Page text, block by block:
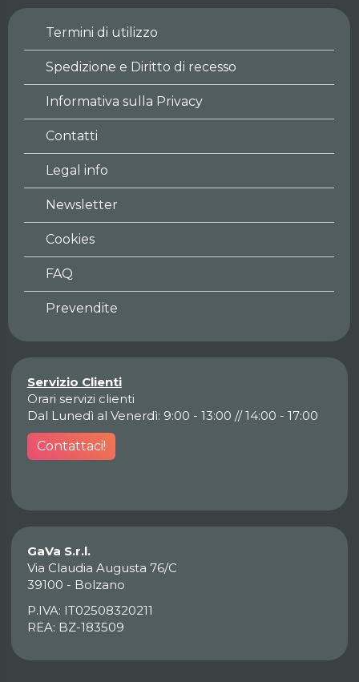
Termini di utilizzo
Spedizione e Diritto di recesso
Informativa sulla Privacy
Contatti
Legal info
Newsletter
Cookies
FAQ
Prevendite
Servizio Clienti
Orari servizi clienti
Dal Lunedì al Venerdì: 9:00 - 13:00 // 14:00 - 17:00
Contattaci!
GaVa S.r.l.
Via Claudia Augusta 76/C
39100 - Bolzano
P.IVA: IT02508320211
REA: BZ-183509